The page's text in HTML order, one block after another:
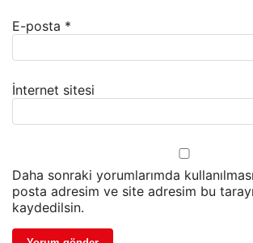
E-posta *
İnternet sitesi
Daha sonraki yorumlarımda
posta adresim ve site adresim bu
kaydedilsin.